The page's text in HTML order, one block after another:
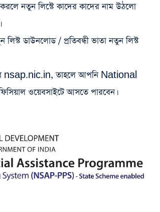
করলে নতুন লিস্টে কাদের কাদের নাম উঠলো
ডাউনলোড / প্রতিবন্ধী ভাতা নতুন লিস্ট
nsap.nic.in, তাহলে আপনি National
ওয়েবসাইটে আসতে পারবেন।